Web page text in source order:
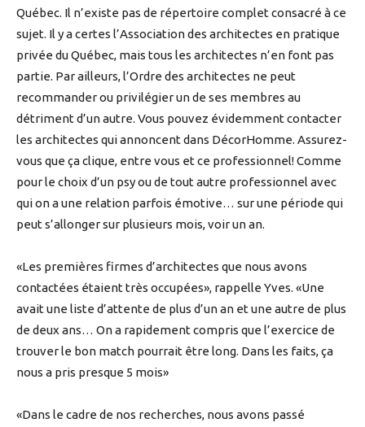
Québec. Il n’existe pas de répertoire complet consacré à ce
sujet. Il y a certes l’Association des architectes en pratique
privée du Québec, mais tous les architectes n’en font pas
partie. Par ailleurs, l’Ordre des architectes ne peut
recommander ou privilégier un de ses membres au
détriment d’un autre. Vous pouvez évidemment contacter
les architectes qui annoncent dans DécorHomme. Assurez-
vous que ça clique, entre vous et ce professionnel! Comme
pour le choix d’un psy ou de tout autre professionnel avec
qui on a une relation parfois émotive… sur une période qui
peut s’allonger sur plusieurs mois, voir un an.
«Les premières firmes d’architectes que nous avons
contactées étaient très occupées», rappelle Yves. «Une
avait une liste d’attente de plus d’un an et une autre de plus
de deux ans… On a rapidement compris que l’exercice de
trouver le bon match pourrait être long. Dans les faits, ça
nous a pris presque 5 mois»
«Dans le cadre de nos recherches, nous avons passé